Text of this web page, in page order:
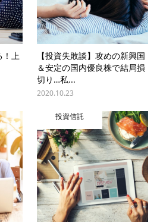
！上
【投資失敗談】攻めの新興国
＆安定の国内優良株で結局損
切り…私...
2020.10.23
投資信託